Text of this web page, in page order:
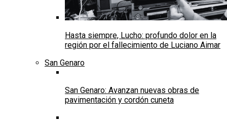
Hasta siempre, Lucho: profundo dolor en la
región por el fallecimiento de Luciano Aimar
San Genaro
San Genaro: Avanzan nuevas obras de
pavimentación y cordón cuneta